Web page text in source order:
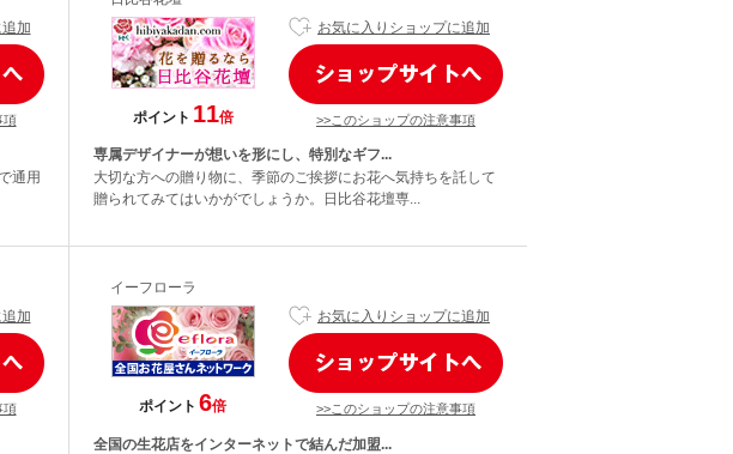
加
項
通用
ポイント 11倍
お気に入りショップに追加
>>このショップの注意事項
専属デザイナーが想いを形にし、特別なギフ...
大切な方への贈り物に、季節のご挨拶にお花へ気持ちを託して
贈られてみてはいかがでしょうか。日比谷花壇専...
加
項
イーフローラ
ポイント 6倍
お気に入りショップに追加
>>このショップの注意事項
全国の生花店をインターネットで結んだ加盟...